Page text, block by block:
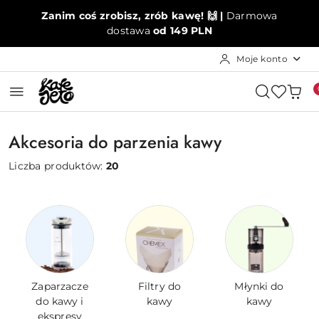
Przejdź do treści głównej
Przejdź do wyszukiwarki
Przejdź do moje konto
Przejdź do menu głównego
Przejdź do stopki
Zanim coś zrobisz, zrób kawę! 🙌 | Darmowa
dostawa od 149 PLN
Moje konto
Akcesoria do parzenia kawy
Liczba produktów:20
Zaparzacze
do kawy i
ekspresy
Filtry do
kawy
Młynki do
kawy